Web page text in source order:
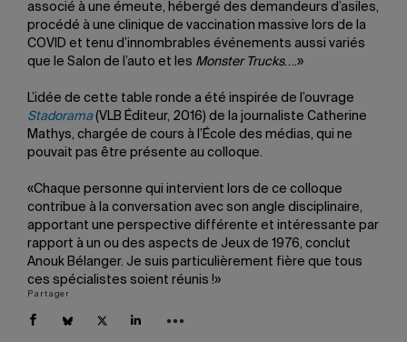
associé à une émeute, hébergé des demandeurs d’asiles,
procédé à une clinique de vaccination massive lors de la
COVID et tenu d’innombrables événements aussi variés
que le Salon de l’auto et les Monster Trucks….»
L’idée de cette table ronde a été inspirée de l’ouvrage
Stadorama(VLB Éditeur, 2016) de la journaliste Catherine
Mathys, chargée de cours à l’École des médias, qui ne
pouvait pas être présente au colloque.
«Chaque personne qui intervient lors de ce colloque
contribue à la conversation avec son angle disciplinaire,
apportant une perspective différente et intéressante par
rapport à un ou des aspects de Jeux de 1976, conclut
Anouk Bélanger. Je suis particulièrement fière que tous
ces spécialistes soient réunis !»
Partager